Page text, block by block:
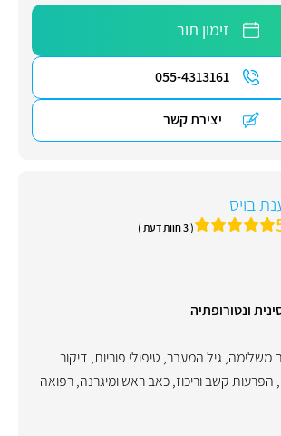
זימון תור
055-4313161
יצירת קשר
בויס
( 3 חוות דעת )
ונטורופתיה
משלימה, גיל המעבר, טיפולי פוריות, דיקור
, הפרעות קשב וריכוז,כאב ראש ומיגרנה,רפואה